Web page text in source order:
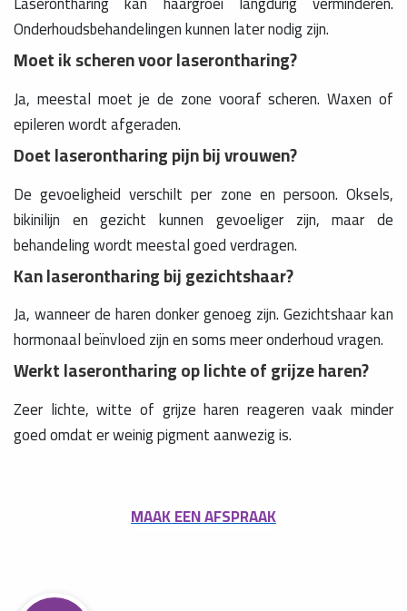
Onderhoudsbehandelingen kunnen later nodig zijn.
Moet ik scheren voor laserontharing?
Ja, meestal moet je de zone vooraf scheren. Waxen of
epileren wordt afgeraden.
Doet laserontharing pijn bij vrouwen?
De gevoeligheid verschilt per zone en persoon. Oksels,
bikinilijn en gezicht kunnen gevoeliger zijn, maar de
behandeling wordt meestal goed verdragen.
Kan laserontharing bij gezichtshaar?
Ja, wanneer de haren donker genoeg zijn. Gezichtshaar kan
hormonaal beïnvloed zijn en soms meer onderhoud vragen.
Werkt laserontharing op lichte of grijze haren?
Zeer lichte, witte of grijze haren reageren vaak minder
goed omdat er weinig pigment aanwezig is.
MAAK EEN AFSPRAAK